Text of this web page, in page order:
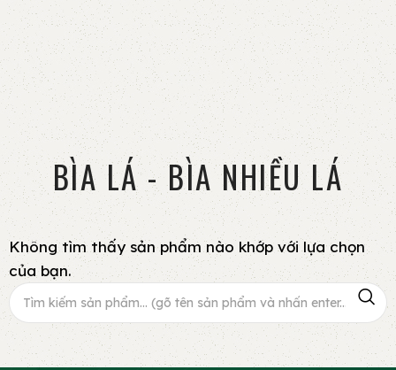
BÌA LÁ - BÌA NHIỀU LÁ
Không tìm thấy sản phẩm nào khớp với lựa chọn
của bạn.